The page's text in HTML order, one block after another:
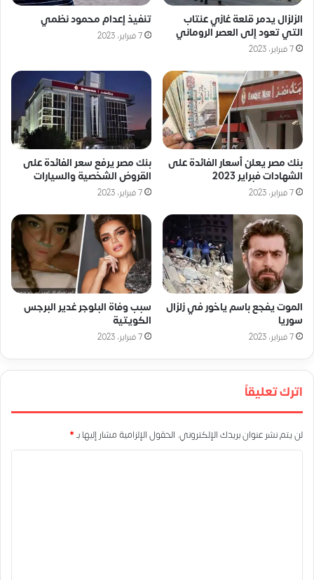
الزلزال يدمر قلعة غازي عنتاب
التي تعود إلى العصر الروماني
7 فبراير، 2023
تنفيذ إعدام محمود نظمي
7 فبراير، 2023
بنك مصر يعلن أسعار الفائدة على
الشهادات فبراير 2023
7 فبراير، 2023
بنك مصر يرفع سعر الفائدة على
القروض الشخصية والسيارات
7 فبراير، 2023
الموت يفجع باسم ياخور في زلزال
سوريا
7 فبراير، 2023
سبب وفاة البلوجر غدير البرجس
الكويتية
7 فبراير، 2023
اترك تعليقاً
لن يتم نشر عنوان بريدك الإلكتروني. الحقول الإلزامية مشار إليها بـ*